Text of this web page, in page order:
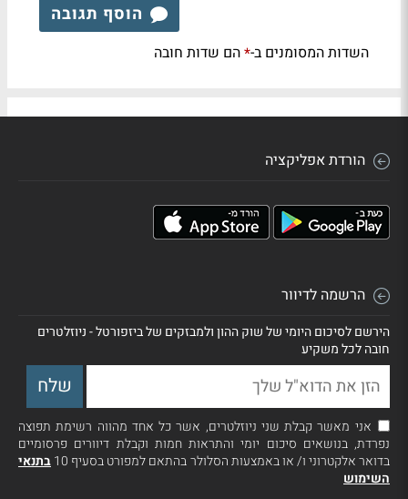
הוסף תגובה
השדות המסומנים ב-*הם שדות חובה
הורדת אפליקציה
הרשמה לדיוור
הירשם לסיכום היומי של שוק ההון ולמבזקים של ביזפורטל - ניוזלטרים
חובה לכל משקיע
אני מאשר קבלת שני ניוזלטרים, אשר כל אחד מהווה רשימת תפוצה
נפרדת, בנושאים סיכום יומי והתראות חמות וקבלת דיוורים פרסומיים
בדואר אלקטרוני ו/ או באמצעות הסלולר בהתאם למפורט בסעיף 10
בתנאי
השימוש